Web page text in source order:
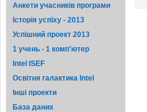
Анкети учасників програми
Історія успіху - 2013
Успішний проект 2013
1 учень - 1 комп'ютер
Intel ISEF
Освітня галактика Intel
Iншi проекти
База даних